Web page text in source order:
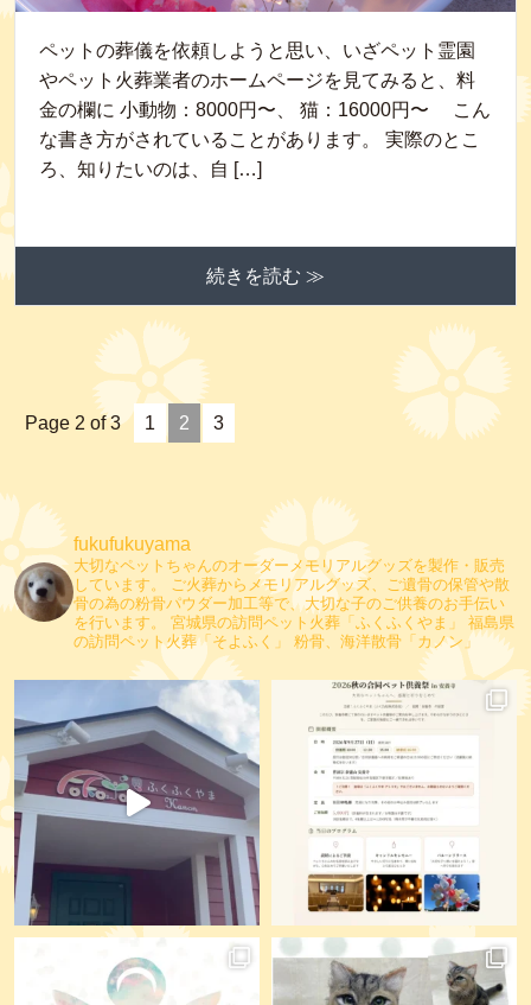
ペットの葬儀を依頼しようと思い、いざペット霊園
やペット火葬業者のホームページを見てみると、料
金の欄に 小動物：8000円〜、 猫：16000円〜 こん
な書き方がされていることがあります。 実際のとこ
ろ、知りたいのは、自 […]
続きを読む ≫
Page 2 of 3 1 2 3
fukufukuyama
大切なペットちゃんのオーダーメモリアルグッズを製作・販売
しています。
ご火葬からメモリアルグッズ、ご遺骨の保管や散
骨の為の粉骨パウダー加工等で、大切な子のご供養のお手伝い
を行います。
宮城県の訪問ペット火葬「ふくふくやま」
福島県
の訪問ペット火葬「そよふく」
粉骨、海洋散骨「カノン」